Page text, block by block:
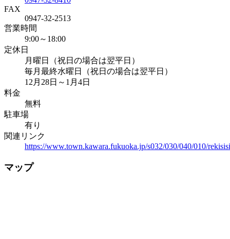
FAX
0947-32-2513
営業時間
9:00～18:00
定休日
月曜日（祝日の場合は翌平日）
毎月最終水曜日（祝日の場合は翌平日）
12月28日～1月4日
料金
無料
駐車場
有り
関連リンク
https://www.town.kawara.fukuoka.jp/s032/030/040/010/
マップ